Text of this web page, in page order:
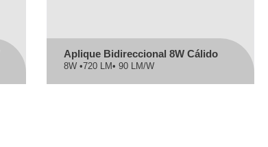
Aplique Bidireccional 8W Cálido
8W •720 LM• 90 LM/W